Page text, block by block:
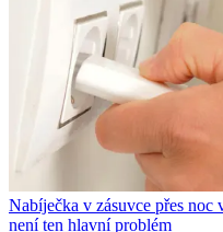
Nabíječka v zásuvce přes noc
není ten hlavní problém